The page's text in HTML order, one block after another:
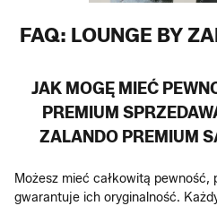
FAQ: LOUNGE BY
JAK MOGĘ MIEĆ
PREMIUM
ZALANDO PREMIUM
Możesz mieć całkowitą pewność,
gwarantuje ich oryginalność.